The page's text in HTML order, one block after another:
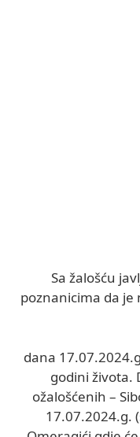
Sa žalošću
poznanicima da je
dana
godini života.
ožalošćenih –
17.07.2024.g.